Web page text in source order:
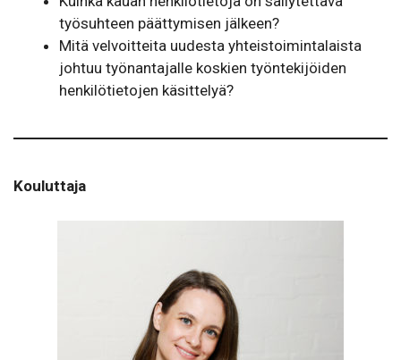
työsuhteen päättymisen jälkeen?
Mitä velvoitteita uudesta yhteistoimintalaista
johtuu työnantajalle koskien työntekijöiden
henkilötietojen käsittelyä?
Kouluttaja